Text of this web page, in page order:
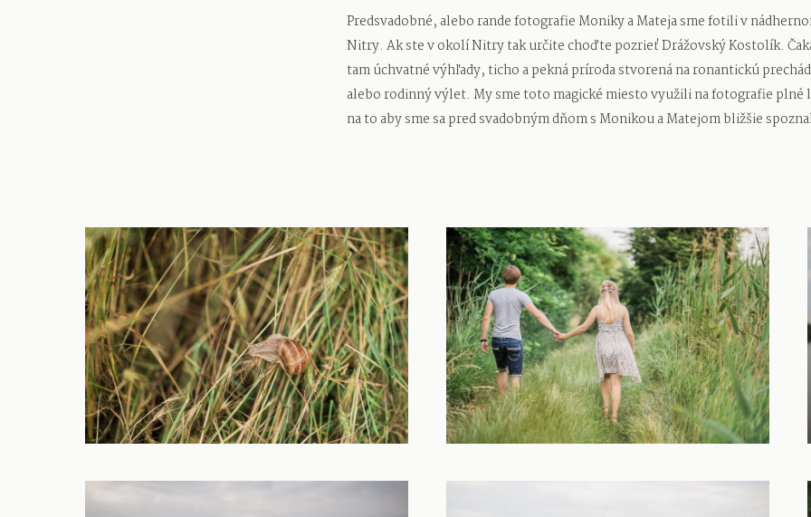
Predsvadobné, alebo rande fotografie Moniky a Mateja sme fotili v
Nitry. Ak ste v okolí Nitry tak určite choďte pozrieť Drážovský Kostolík.
tam úchvatné výhľady, ticho a pekná príroda stvorená na ronantickú
alebo rodinný výlet. My sme toto magické miesto využili na fotografie plné
na to aby sme sa pred svadobným dňom s Monikou a Matejom bližšie